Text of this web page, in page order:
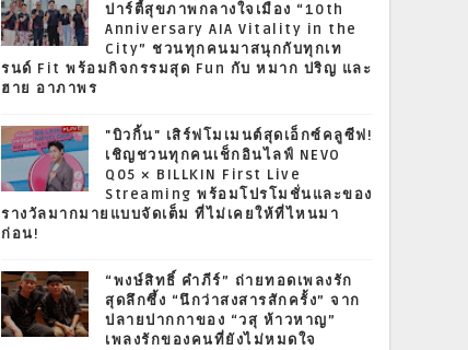
ปาร์ตี้สุขภาพกลางใจเมือง “10th
Anniversary AIA Vitality in the
City” ชวนทุกคนมาสนุกกับทุกเท
รนด์ Fit พร้อมกิจกรรมสุด Fun กับ หมาก ปริญ และ
ฮาย อาภาพร
"บิวกิ้น" เสิร์ฟโมเมนต์สุดเอ็กซ์คลูซีฟ!
เชิญชวนทุกคนเช็กอินไลฟ์ NEVO
Q05 × BILLKIN First Live
Streaming พร้อมโปรโมชั่นและของ
รางวัลมากมายแบบจัดเต็ม ที่ไม่เคยให้ที่ไหนมา
ก่อน!
“พงษ์สิทธิ์ คำภีร์” ถ่ายทอดเพลงรัก
สุดลึกซึ้ง “นึกว่าสงสารสักครั้ง” จาก
ปลายปากกาของ “วสุ ห้าวหาญ”
เพลงรักของคนที่ยังไม่หมดใจ